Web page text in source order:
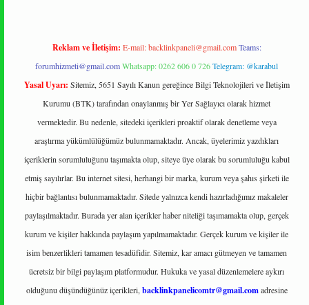
Reklam ve İletişim: E-mail:backlinkpaneli@gmail.com Teams:
forumhizmeti@gmail.comWhatsapp: 0262 606 0 726Telegram: @karabul
Yasal Uyarı: Sitemiz, 5651 Sayılı Kanun gereğince Bilgi Teknolojileri ve İletişim
Kurumu (BTK) tarafından onaylanmış bir Yer Sağlayıcı olarak hizmet
vermektedir. Bu nedenle, sitedeki içerikleri proaktif olarak denetleme veya
araştırma yükümlülüğümüz bulunmamaktadır. Ancak, üyelerimiz yazdıkları
içeriklerin sorumluluğunu taşımakta olup, siteye üye olarak bu sorumluluğu kabul
etmiş sayılırlar. Bu internet sitesi, herhangi bir marka, kurum veya şahıs şirketi ile
hiçbir bağlantısı bulunmamaktadır. Sitede yalnızca kendi hazırladığımız makaleler
paylaşılmaktadır. Burada yer alan içerikler haber niteliği taşımamakta olup, gerçek
kurum ve kişiler hakkında paylaşım yapılmamaktadır. Gerçek kurum ve kişiler ile
isim benzerlikleri tamamen tesadüfidir. Sitemiz, kar amacı gütmeyen ve tamamen
ücretsiz bir bilgi paylaşım platformudur. Hukuka ve yasal düzenlemelere aykırı
olduğunu düşündüğünüz içerikleri, backlinkpanelicomtr@gmail.comadresine